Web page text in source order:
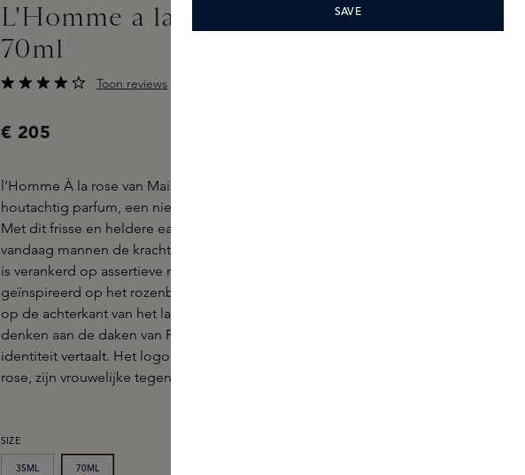
L'Homme a la rose Eau de Parfum
70ml
Toon reviews
€ 205
l’Homme À la rose van Maison Francis Kurkdjian is een bloemig,
houtachtig parfum, een nieuw hoofdstuk, een mannelijke rozengeur.
Met dit frisse en heldere eau de parfum geeft Maison Francis Kurkdjian
vandaag mannen de kracht om een roos te dragen. Deze nieuwe creatie
is verankerd op assertieve mannelijke codes: een groen logo
geïnspireerd op het rozenblad, een scherpe groene bloem geschetst
op de achterkant van het label en een zinken dop die niet alleen doet
denken aan de daken van Parijs, maar ook een sterke mannelijk
identiteit vertaalt. Het logo heeft een vleugje roze, als een echo van À la
rose, zijn vrouwelijke tegenhanger.
SELECTEER
SIZE
35ML 70ML
SAVE